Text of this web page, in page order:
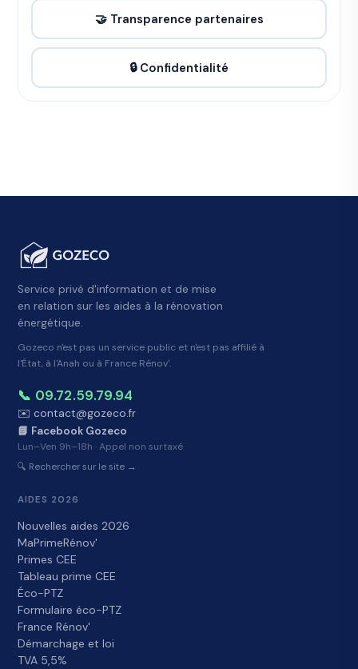
🤝 Transparence partenaires
🔒 Confidentialité
Service privé d'information et de mise
en relation sur les aides à la rénovation
énergétique.
Gozeco n'est pas un service public et n'est pas affilié à
l'État, à l'Anah ou à France Rénov'.
📞 09.72.59.79.94
✉️ contact@gozeco.fr
📘 Facebook Gozeco
Lun–Ven 9h–18h · Appel non surtaxé
🔍 Rechercher sur le site →
AIDES 2026
Nouvelles aides 2026
MaPrimeRénov'
Primes CEE
Tableau prime CEE
Éco-PTZ
Formulaire éco-PTZ
France Rénov'
Démarchage et loi
TVA 5,5%